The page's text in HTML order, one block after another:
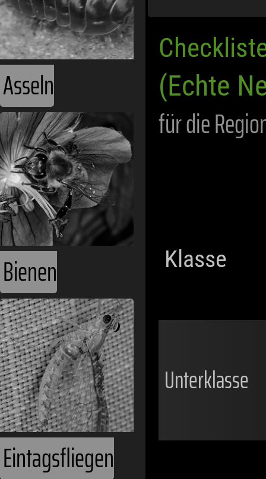
Asseln
Bienen
Eintagsfliegen
(Echte
für die
Klasse
Unterklasse